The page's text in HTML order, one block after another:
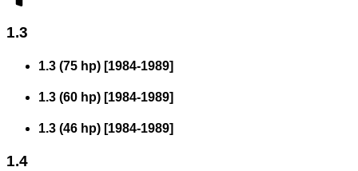
1.3
1.3 (75 hp) [1984-1989]
1.3 (60 hp) [1984-1989]
1.3 (46 hp) [1984-1989]
1.4